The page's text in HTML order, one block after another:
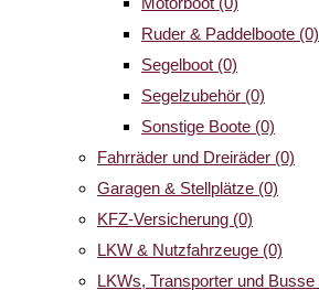
Ruder & Paddelboote (0)
Segelboot (0)
Segelzubehör (0)
Sonstige Boote (0)
Fahrräder und Dreiräder (0)
Garagen & Stellplätze (0)
KFZ-Versicherung (0)
LKW & Nutzfahrzeuge (0)
LKWs, Transporter und Busse